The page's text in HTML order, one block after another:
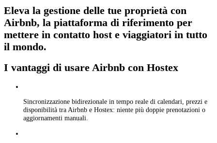
Eleva la gestione delle tue proprietà con
Airbnb, la piattaforma di riferimento per
mettere in contatto host e viaggiatori in tutto
il mondo.
I vantaggi di usare Airbnb con Hostex
Sincronizzazione bidirezionale in tempo reale di calendari, prezzi e
disponibilità tra Airbnb e Hostex: niente più doppie prenotazioni o
aggiornamenti manuali.